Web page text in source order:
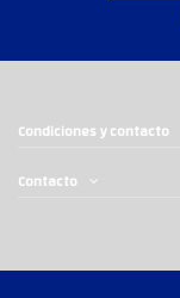
Condiciones y contacto
Contacto